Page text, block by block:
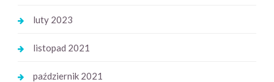
luty 2023
listopad 2021
październik 2021